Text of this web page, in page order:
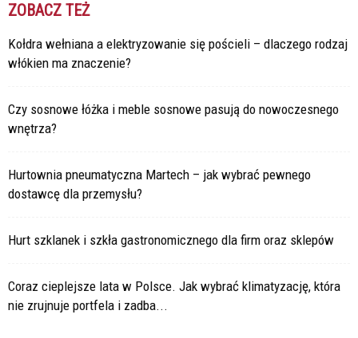
ZOBACZ TEŻ
Kołdra wełniana a elektryzowanie się pościeli – dlaczego rodzaj
włókien ma znaczenie?
Czy sosnowe łóżka i meble sosnowe pasują do nowoczesnego
wnętrza?
Hurtownia pneumatyczna Martech – jak wybrać pewnego
dostawcę dla przemysłu?
Hurt szklanek i szkła gastronomicznego dla firm oraz sklepów
Coraz cieplejsze lata w Polsce. Jak wybrać klimatyzację, która
nie zrujnuje portfela i zadba...